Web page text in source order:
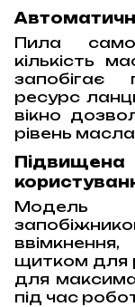
Пила
кількість
запобігає
ресурс
вікно
рівень
Модель
щитком для
для
під час